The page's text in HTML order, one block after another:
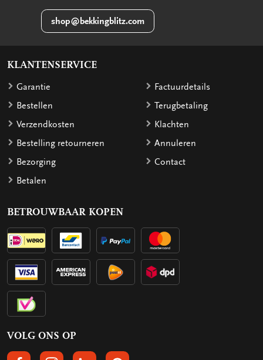
shop@bekkingblitz.com
KLANTENSERVICE
Garantie
Bestellen
Verzendkosten
Bestelling retourneren
Bezorging
Betalen
Factuurdetails
Terugbetaling
Klachten
Annuleren
Contact
BETROUWBAAR KOPEN
VOLG ONS OP